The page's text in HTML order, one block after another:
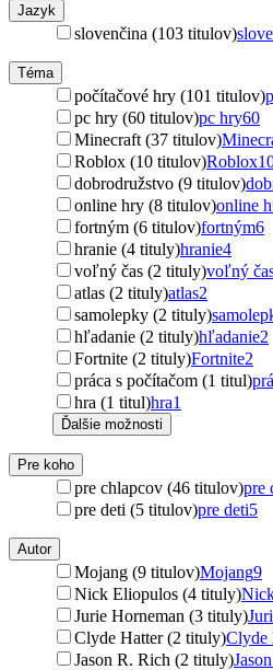
Jazyk
slovenčina (103 titulov)
Téma
počítačové hry (101 titulov)
pc hry (60 titulov)pc hry60
Minecraft (37 titulov)
Roblox (10 titulov)Roblox
dobrodružstvo (9 titulov)
online hry (8 titulov)online
fortným (6 titulov)fortným6
hranie (4 tituly)hranie4
voľný čas (2 tituly)voľný
atlas (2 tituly)atlas2
samolepky (2 tituly)
hľadanie (2 tituly)hľadanie2
Fortnite (2 tituly)Fortnite2
práca s počítačom (1 titul)
hra (1 titul)hra1
Ďalšie možnosti
Pre koho
pre chlapcov (46 titulov)pre
pre deti (5 titulov)pre deti5
Autor
Mojang (9 titulov)Mojang9
Nick Eliopulos (4 tituly)
Jurie Horneman (3 tituly)
Clyde Hatter (2 tituly)Clyde
Jason R. Rich (2 tituly)